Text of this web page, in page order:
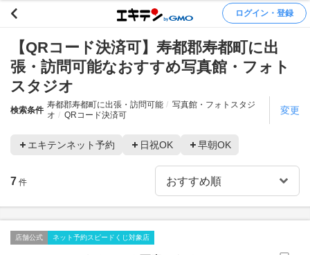
ログイン・登録
【QRコード決済可】寿都郡寿都町に出
張・訪問可能なおすすめ写真館・フォト
スタジオ
検索条件
寿都郡寿都町に出張・訪問可能
写真館・フォトスタジ
オ
QRコード決済可 変更
エキテンネット予約 日祝OK 早朝OK
7 件
店舗公式 ネット予約スピードくじ対象店